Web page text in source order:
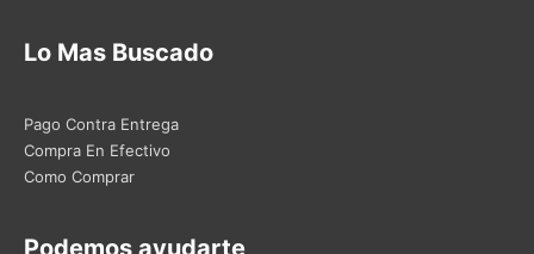
Lo Mas Buscado
Pago Contra Entrega
Compra En Efectivo
Como Comprar